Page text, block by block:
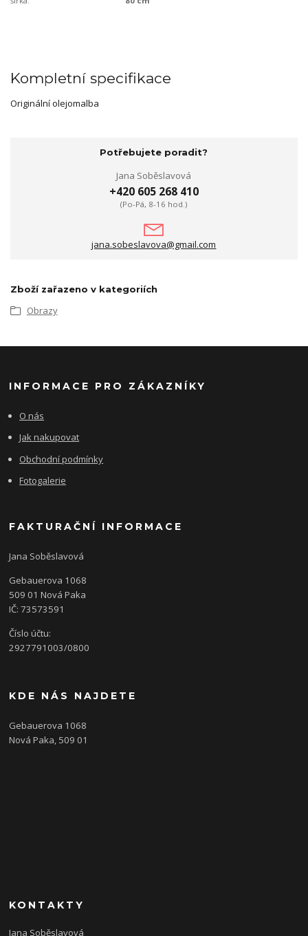
Kompletní specifikace
Originální olejomalba
Potřebujete poradit?
Jana Soběslavová
+420 605 268 410
(Po-Pá, 8-16 hod.)
jana.sobeslavova@gmail.com
Zboží zařazeno v kategoriích
Obrazy
INFORMACE PRO ZÁKAZNÍKY
O nás
Jak nakupovat
Obchodní podmínky
Fotogalerie
FAKTURAČNÍ INFORMACE
Jana Soběslavová
Gebauerova 1068
509 01 Nová Paka
IČ: 73573591
Číslo účtu:
2927791003/0800
KDE NÁS NAJDETE
Gebauerova 1068
Nová Paka, 509 01
KONTAKTY
Jana Soběslavová